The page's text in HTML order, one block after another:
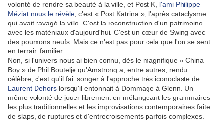
volonté de rendre sa beauté à la ville, et Post K, l'ami Philippe
Méziat nous le révèle , c'est « Post Katrina », l'après cataclysme
qui avait ravagé la ville. C'est la reconstruction d'un patrimoine
avec les maténiaux d'aujourd'hui. C'est un cœur de Swing avec
des poumons neufs. Mais ce n'est pas pour cela que l'on se sent
en terrain familier.
Non, si l'univers nous ai bien connu, dès le magnifique « China
Boy » de Phil Boutelje qu'Amstrong a, entre autres, rendu
célèbre, c'est qu'il fait songer à l'approche très iconoclaste de
Laurent Dehors lorsqu'il entonnait à Dommage à Glenn. Un
même volonté de jouer librement en mélangeant les grammaires
les plus traditionnelles et les improvisations contemporaines faite
de slaps, de ruptures et d'entrecroisements parfois complexes.